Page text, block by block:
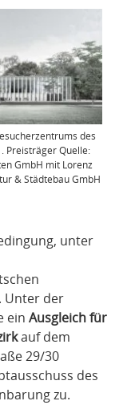
des
Preisträger Quelle:
GmbH mit Lorenz
& Städtebau GmbH
unter
Unter der
ein Ausgleich für
auf dem
29/30
des
zu.